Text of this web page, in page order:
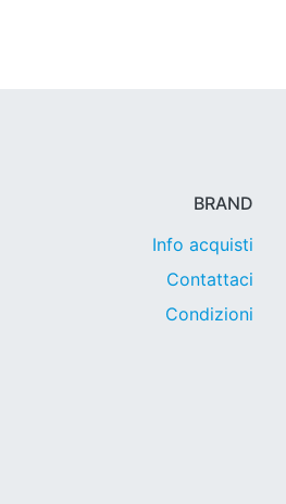
BRAND
Info acquisti
Contattaci
Condizioni